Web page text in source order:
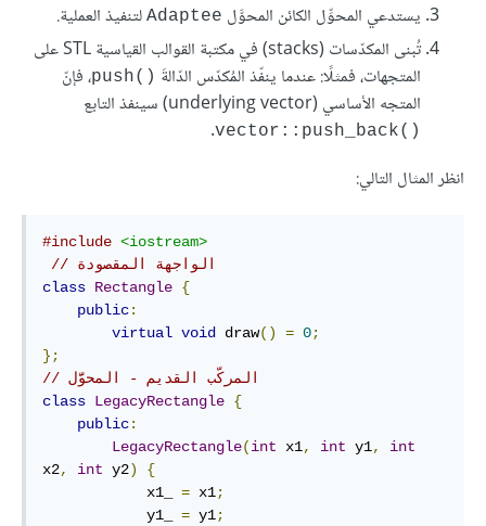
يستدعي المحوِّل الكائن المحوَّل Adaptee لتنفيذ العملية.
تُبنى المكدّسات (stacks) في مكتبة القوالب القياسية STL على
المتجهات، فمثلًا: عندما ينفّذ المُكدّس الدّالةَ push()‎، فإنّ
المتجه الأساسي (underlying vector) سينفذ التابع
vector::push_back()‎
.
انظر المثال التالي:
#include <iostream>
// الواجهة المقصودة
class Rectangle {
public:
virtual void draw() = 0;
};
// المركّب القديم - المحوَّل
class LegacyRectangle {
public:
LegacyRectangle(int x1, int y1,
int
x2, int y2)
{
            x1_
= x1;
            y1_
= y1;